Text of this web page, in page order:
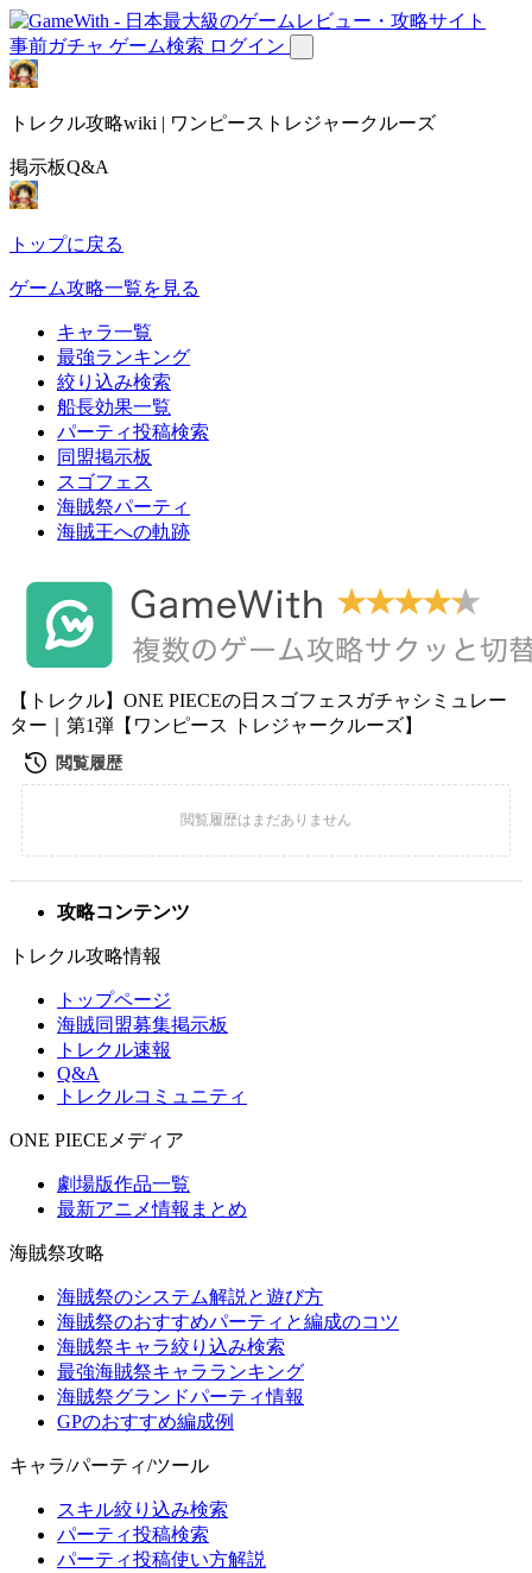
事前ガチャ ゲーム検索 ログイン
トレクル攻略wiki | ワンピーストレジャークルーズ
掲示板Q&A
トップに戻る
ゲーム攻略一覧を見る
キャラ一覧
最強ランキング
絞り込み検索
船長効果一覧
パーティ投稿検索
同盟掲示板
スゴフェス
海賊祭パーティ
海賊王への軌跡
【トレクル】ONE PIECEの日スゴフェスガチャシミュレー
ター｜第1弾【ワンピース トレジャークルーズ】
攻略コンテンツ
トレクル攻略情報
トップページ
海賊同盟募集掲示板
トレクル速報
Q&A
トレクルコミュニティ
ONE PIECEメディア
劇場版作品一覧
最新アニメ情報まとめ
海賊祭攻略
海賊祭のシステム解説と遊び方
海賊祭のおすすめパーティと編成のコツ
海賊祭キャラ絞り込み検索
最強海賊祭キャラランキング
海賊祭グランドパーティ情報
GPのおすすめ編成例
キャラ/パーティ/ツール
スキル絞り込み検索
パーティ投稿検索
パーティ投稿使い方解説